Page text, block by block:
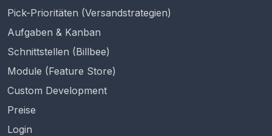
Pick-Prioritäten (Versandstrategien)
Aufgaben & Kanban
Schnittstellen (Billbee)
Module (Feature Store)
Custom Development
Preise
Login